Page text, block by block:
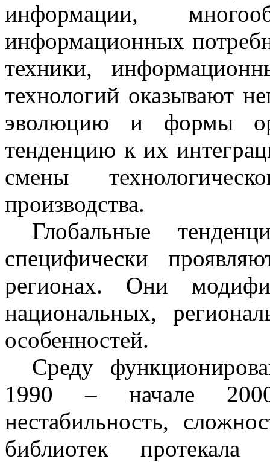
информации,
информационных
техники,
технологий оказывают
эволюцию и формы
тенденцию к их
смены
производства.
Глобальные
специфически
регионах. Они
национальных,
особенностей.
Среду
1990 – начале
нестабильность,
библиотек